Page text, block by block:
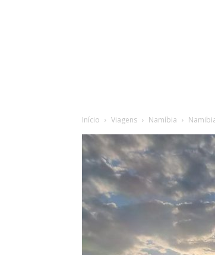
Início Viagens Namíbia